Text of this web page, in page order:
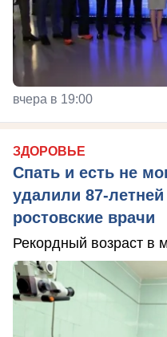
вчера в 19:00
ЗДОРОВЬЕ
Спать и есть не
удалили 87-летней
ростовские врачи
Рекордный возраст в